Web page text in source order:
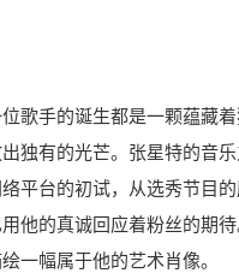
歌手的诞生都是一颗蕴藏
独有的光芒。张星特的音
平台的初试，从选秀节目
他的真诚回应着粉丝的期
一幅属于他的艺术肖像。